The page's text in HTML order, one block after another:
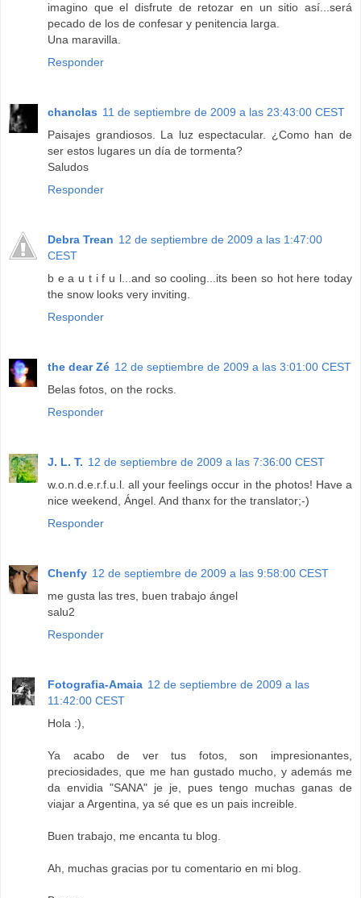
imagino que el disfrute de retozar en un sitio así...será
pecado de los de confesar y penitencia larga.
Una maravilla.
Responder
chanclas 11 de septiembre de 2009 a las 23:43:00 CEST
Paisajes grandiosos. La luz espectacular. ¿Como han de
ser estos lugares un día de tormenta?
Saludos
Responder
Debra Trean 12 de septiembre de 2009 a las 1:47:00
CEST
b e a u t i f u l...and so cooling...its been so hot here today
the snow looks very inviting.
Responder
the dear Zé 12 de septiembre de 2009 a las 3:01:00 CEST
Belas fotos, on the rocks.
Responder
J. L. T. 12 de septiembre de 2009 a las 7:36:00 CEST
w.o.n.d.e.r.f.u.l. all your feelings occur in the photos! Have a
nice weekend, Ángel. And thanx for the translator;-)
Responder
Chenfy 12 de septiembre de 2009 a las 9:58:00 CEST
me gusta las tres, buen trabajo ángel
salu2
Responder
Fotografia-Amaia 12 de septiembre de 2009 a las
11:42:00 CEST
Hola :),
Ya acabo de ver tus fotos, son impresionantes,
preciosidades, que me han gustado mucho, y además me
da envidia "SANA" je je, pues tengo muchas ganas de
viajar a Argentina, ya sé que es un pais increible.
Buen trabajo, me encanta tu blog.
Ah, muchas gracias por tu comentario en mi blog.